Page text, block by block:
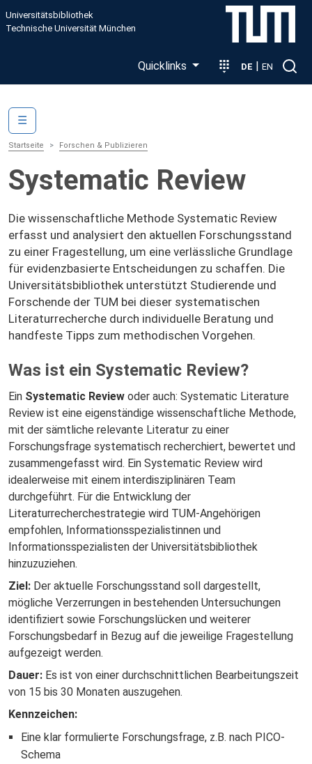
Direkt zum Inhalt
Universitätsbibliothek
Technische Universität München
Quicklinks DE | EN
Startseite Forschen & Publizieren
Systematic Review
Die wissenschaftliche Methode Systematic Review
erfasst und analysiert den aktuellen Forschungsstand
zu einer Fragestellung, um eine verlässliche Grundlage
für evidenzbasierte Entscheidungen zu schaffen. Die
Universitätsbibliothek unterstützt Studierende und
Forschende der TUM bei dieser systematischen
Literaturrecherche durch individuelle Beratung und
handfeste Tipps zum methodischen Vorgehen.
Was ist ein Systematic Review?
Ein Systematic Review oder auch: Systematic Literature
Review ist eine eigenständige wissenschaftliche Methode,
mit der sämtliche relevante Literatur zu einer
Forschungsfrage systematisch recherchiert, bewertet und
zusammengefasst wird. Ein Systematic Review wird
idealerweise mit einem interdisziplinären Team
durchgeführt. Für die Entwicklung der
Literaturrecherchestrategie wird TUM-Angehörigen
empfohlen, Informationsspezialistinnen und
Informationsspezialisten der Universitätsbibliothek
hinzuzuziehen.
Ziel: Der aktuelle Forschungsstand soll dargestellt,
mögliche Verzerrungen in bestehenden Untersuchungen
identifiziert sowie Forschungslücken und weiterer
Forschungsbedarf in Bezug auf die jeweilige Fragestellung
aufgezeigt werden.
Dauer: Es ist von einer durchschnittlichen Bearbeitungszeit
von 15 bis 30 Monaten auszugehen.
Kennzeichen:
Eine klar formulierte Forschungsfrage, z.B. nach PICO-
Schema
☰